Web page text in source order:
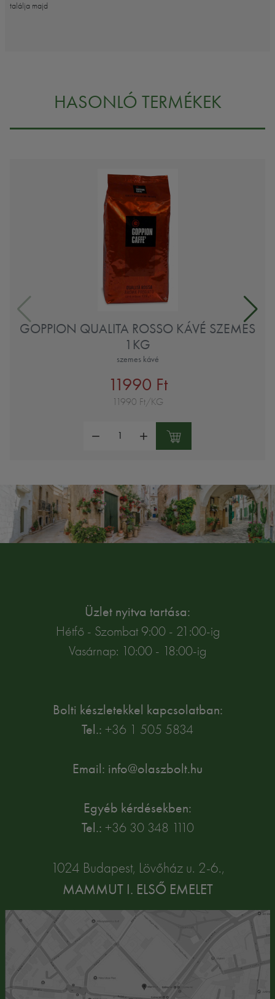
találja majd
HASONLÓ TERMÉKEK
GOPPION QUALITA ROSSO KÁVÉ SZEMES
1KG
szemes kávé
11990 Ft
11990 Ft/KG
Üzlet nyitva tartása:
Hétfő - Szombat 9:00 - 21:00-ig
Vasárnap: 10:00 - 18:00-ig
Bolti készletekkel kapcsolatban:
Tel.: +36 1 505 5834
Email: info@olaszbolt.hu
Egyéb kérdésekben:
Tel.: +36 30 348 1110
1024 Budapest, Lövőház u. 2-6.,
MAMMUT I. ELSŐ EMELET